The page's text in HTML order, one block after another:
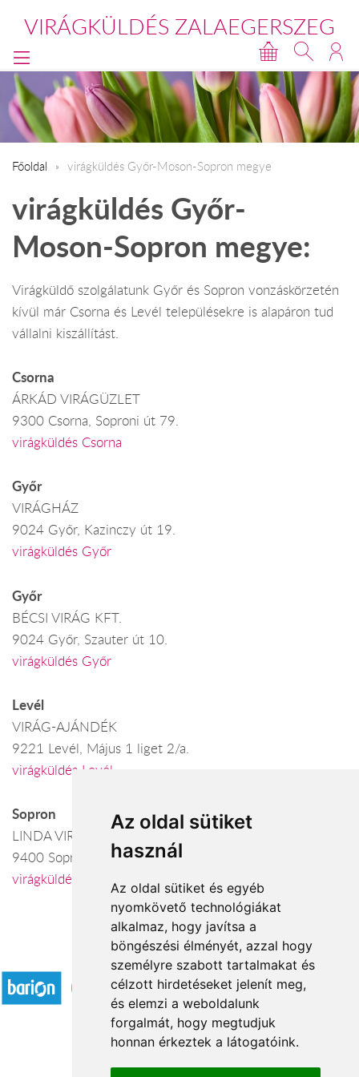
Az oldal sütiket
használ
Az oldal sütiket és egyéb
nyomkövető technológiákat
alkalmaz, hogy javítsa a
böngészési élményét, azzal hogy
személyre szabott tartalmakat és
célzott hirdetéseket jelenít meg,
és elemzi a weboldalunk
forgalmát, hogy megtudjuk
honnan érkeztek a látogatóink.
VIRÁGKÜLDÉS ZALAEGERSZEG
Főoldal virágküldés Győr-Moson-Sopron megye
virágküldés Győr-
Moson-Sopron megye:
Virágküldő szolgálatunk Győr és Sopron vonzáskörzetén
kívül már Csorna és Levél településekre is alapáron tud
vállalni kiszállítást.
Csorna
ÁRKÁD VIRÁGÜZLET
9300 Csorna, Soproni út 79.
virágküldés Csorna
Győr
VIRÁGHÁZ
9024 Győr, Kazinczy út 19.
virágküldés Győr
Győr
BÉCSI VIRÁG KFT.
9024 Győr, Szauter út 10.
virágküldés Győr
Levél
VIRÁG-AJÁNDÉK
9221 Levél, Május 1 liget 2/a.
virágküldés Levél
Sopron
LINDA VIRÁG AJÁNDÉK
9400 Sopron, Ferenczy J. u. 38.
virágküldés Sopron
Elfogadott fizetési módok